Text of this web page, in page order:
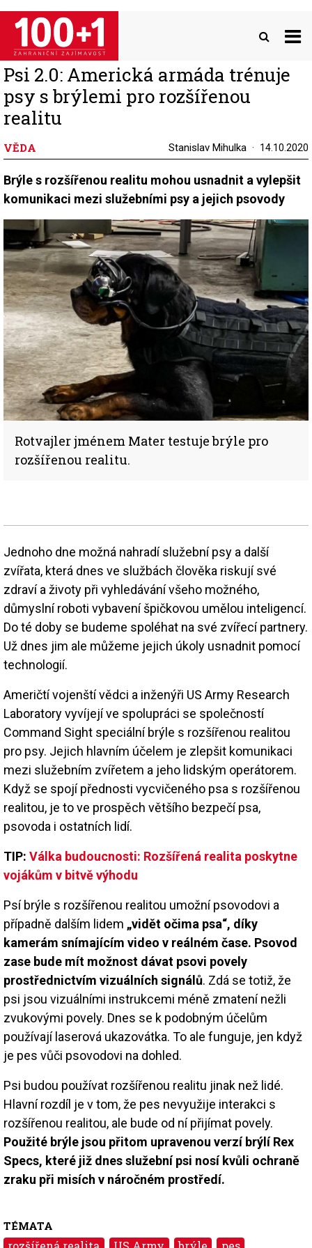
Přejít
hlavnímu
obsahu
Psi 2.0: Americká armáda trénuje
psy s brýlemi pro rozšířenou
realitu
VĚDA Stanislav Mihulka 14.10.2020
Brýle s rozšířenou realitu mohou usnadnit a vylepšit
komunikaci mezi služebními psy a jejich psovody
Rotvajler jménem Mater testuje brýle pro
rozšířenou realitu.
Jednoho dne možná nahradí služební psy a další
zvířata, která dnes ve službách člověka riskují své
zdraví a životy při vyhledávání všeho možného,
důmyslní roboti vybavení špičkovou umělou inteligencí.
Do té doby se budeme spoléhat na své zvířecí partnery.
Už dnes jim ale můžeme jejich úkoly usnadnit pomocí
technologií.
Američtí vojenští vědci a inženýři US Army Research
Laboratory vyvíjejí ve spolupráci se společností
Command Sight speciální brýle s rozšířenou realitou
pro psy. Jejich hlavním účelem je zlepšit komunikaci
mezi služebním zvířetem a jeho lidským operátorem.
Když se spojí přednosti vycvičeného psa s rozšířenou
realitou, je to ve prospěch většího bezpečí psa,
psovoda i ostatních lidí.
TIP: Válka budoucnosti: Rozšířená realita poskytne
vojákům v bitvě výhodu
Psí brýle s rozšířenou realitou umožní psovodovi a
případně dalším lidem „vidět očima psa“, díky
kamerám snímajícím video v reálném čase. Psovod
zase bude mít možnost dávat psovi povely
prostřednictvím vizuálních signálů. Zdá se totiž, že
psi jsou vizuálními instrukcemi méně zmatení nežli
zvukovými povely. Dnes se k podobným účelům
používají laserová ukazovátka. To ale funguje, jen když
je pes vůči psovodovi na dohled.
Psi budou používat rozšířenou realitu jinak než lidé.
Hlavní rozdíl je v tom, že pes nevyužije interakci s
rozšířenou realitou, ale bude od ní přijímat povely.
Použité brýle jsou přitom upravenou verzí brýlí Rex
Specs, které již dnes služební psi nosí kvůli ochraně
zraku při misích v náročném prostředí.
TÉMATA